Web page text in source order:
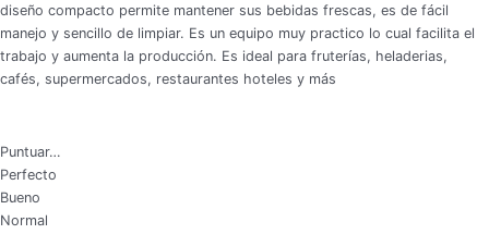
diseño compacto permite mantener sus bebidas frescas, es de fácil
manejo y sencillo de limpiar. Es un equipo muy practico lo cual facilita el
trabajo y aumenta la producción. Es ideal para fruterías, heladerias,
cafés, supermercados, restaurantes hoteles y más
Puntuar…
Perfecto
Bueno
Normal